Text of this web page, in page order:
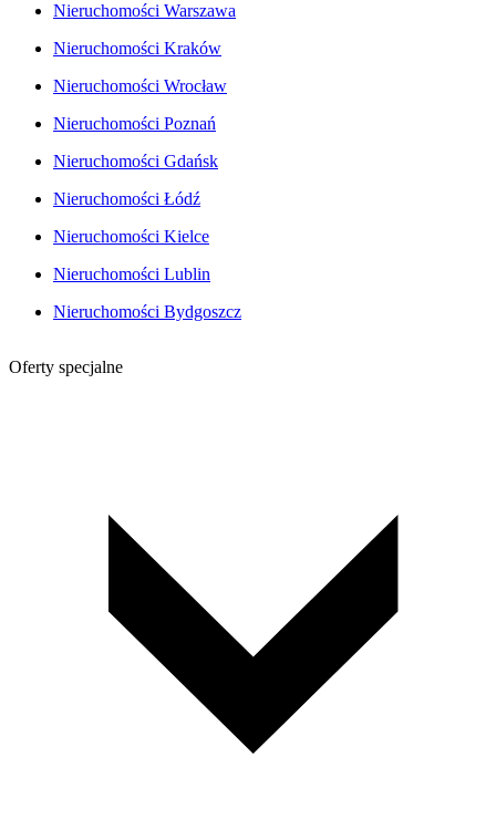
Nieruchomości Warszawa
Nieruchomości Kraków
Nieruchomości Wrocław
Nieruchomości Poznań
Nieruchomości Gdańsk
Nieruchomości Łódź
Nieruchomości Kielce
Nieruchomości Lublin
Nieruchomości Bydgoszcz
Oferty specjalne